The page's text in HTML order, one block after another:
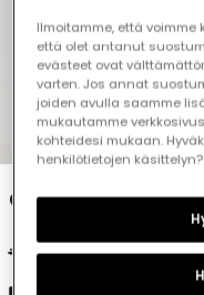
2
Girl?s white
€39.95 €19.95
Ilmoitamme, että
että olet antanut
evästeet ovat
varten. Jos annat
joiden avulla saamme
mukautamme
kohteidesi mukaan.
henkilötietojen